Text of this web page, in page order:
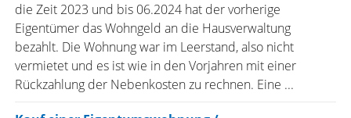
die Zeit 2023 und bis 06.2024 hat der vorherige
Eigentümer das Wohngeld an die Hausverwaltung
bezahlt. Die Wohnung war im Leerstand, also nicht
vermietet und es ist wie in den Vorjahren mit einer
Rückzahlung der Nebenkosten zu rechnen. Eine ...